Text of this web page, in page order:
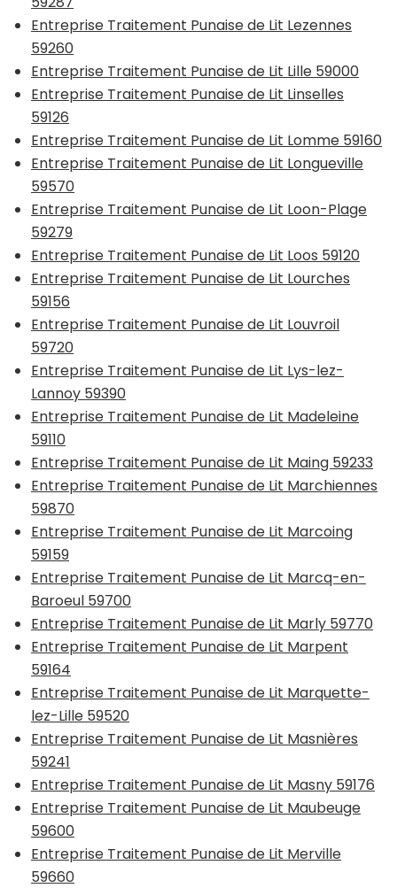
Entreprise Traitement Punaise de Lit Lezennes
59260
Entreprise Traitement Punaise de Lit Lille 59000
Entreprise Traitement Punaise de Lit Linselles
59126
Entreprise Traitement Punaise de Lit Lomme 59160
Entreprise Traitement Punaise de Lit Longueville
59570
Entreprise Traitement Punaise de Lit Loon-Plage
59279
Entreprise Traitement Punaise de Lit Loos 59120
Entreprise Traitement Punaise de Lit Lourches
59156
Entreprise Traitement Punaise de Lit Louvroil
59720
Entreprise Traitement Punaise de Lit Lys-lez-
Lannoy 59390
Entreprise Traitement Punaise de Lit Madeleine
59110
Entreprise Traitement Punaise de Lit Maing 59233
Entreprise Traitement Punaise de Lit Marchiennes
59870
Entreprise Traitement Punaise de Lit Marcoing
59159
Entreprise Traitement Punaise de Lit Marcq-en-
Baroeul 59700
Entreprise Traitement Punaise de Lit Marly 59770
Entreprise Traitement Punaise de Lit Marpent
59164
Entreprise Traitement Punaise de Lit Marquette-
lez-Lille 59520
Entreprise Traitement Punaise de Lit Masnières
59241
Entreprise Traitement Punaise de Lit Masny 59176
Entreprise Traitement Punaise de Lit Maubeuge
59600
Entreprise Traitement Punaise de Lit Merville
59660